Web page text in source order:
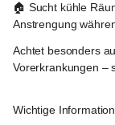
🏠 Sucht kühle
Anstrengung
Achtet besonders
Vorerkrankungen –
Wichtige Information